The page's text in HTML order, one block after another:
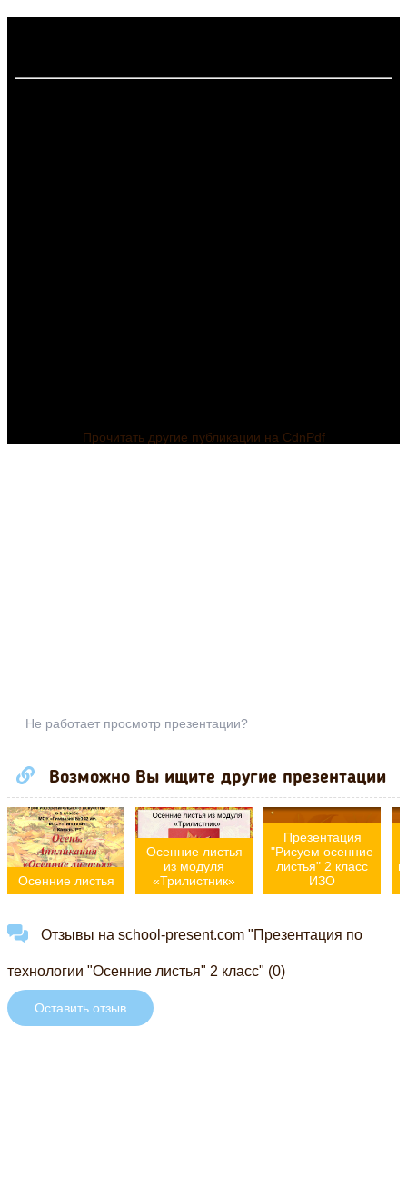
Прочитать другие публикации на CdnPdf
Не работает просмотр презентации?
Возможно Вы ищите другие презентации
Осенние листья
Осенние листья
из модуля
«Трилистник»
Презентация
"Рисуем осенние
листья" 2 класс
ИЗО
Отзывы на school-present.com "Презентация по
технологии "Осенние листья" 2 класс" (0)
Оставить отзыв